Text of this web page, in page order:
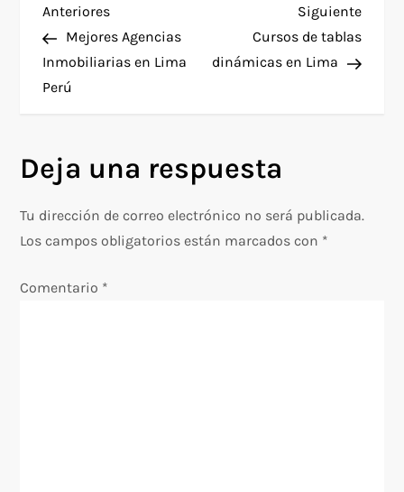
N
a
v
g
a
Entrada
anterior
Anteriores
Mejores Agencias
Inmobiliarias en Lima
Perú
Siguiente
Cursos de tablas
dinámicas en Lima
Deja una respuesta
Tu dirección de correo electrónico no será publicada.
Los campos obligatorios están marcados con *
Comentario *